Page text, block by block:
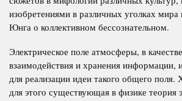
изобретениями в различных уголках
Юнга о коллективном бессознательном.
Электрическое поле атмосферы, в
взаимодействия и хранения информации,
для реализации идеи такого общего
для этого существующая в физике теория